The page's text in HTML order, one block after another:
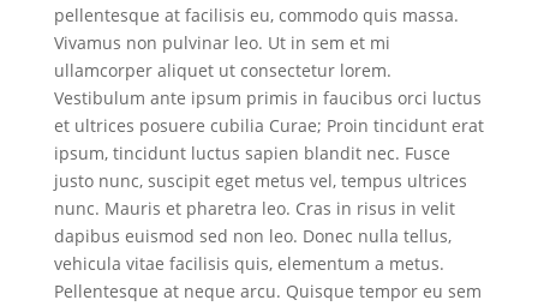
pellentesque at facilisis eu, commodo quis massa.
Vivamus non pulvinar leo. Ut in sem et mi
ullamcorper aliquet ut consectetur lorem.
Vestibulum ante ipsum primis in faucibus orci luctus
et ultrices posuere cubilia Curae; Proin tincidunt erat
ipsum, tincidunt luctus sapien blandit nec. Fusce
justo nunc, suscipit eget metus vel, tempus ultrices
nunc. Mauris et pharetra leo. Cras in risus in velit
dapibus euismod sed non leo. Donec nulla tellus,
vehicula vitae facilisis quis, elementum a metus.
Pellentesque at neque arcu. Quisque tempor eu sem